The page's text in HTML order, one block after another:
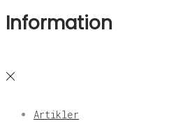
Information
Artikler